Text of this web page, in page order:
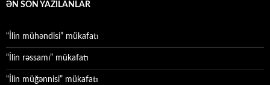
ƏN SON YAZILANLAR
“İlin mühəndisi” mükafatı
“İlin rəssamı” mükafatı
“İlin müğənnisi” mükafatı